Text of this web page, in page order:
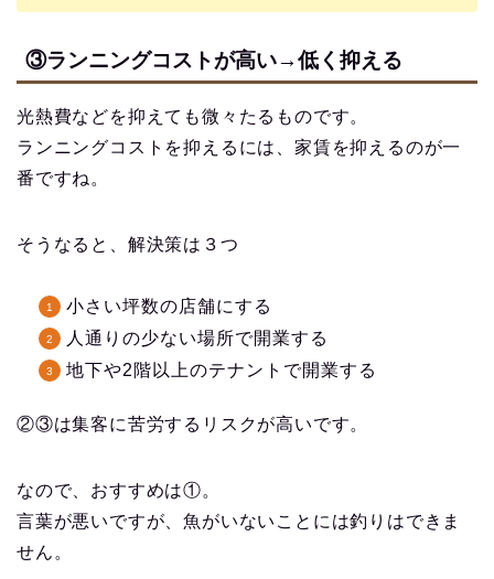
③ランニングコストが高い→低く抑える
光熱費などを抑えても微々たるものです。
ランニングコストを抑えるには、家賃を抑えるのが一
番ですね。
そうなると、解決策は３つ
小さい坪数の店舗にする
人通りの少ない場所で開業する
地下や2階以上のテナントで開業する
②③は集客に苦労するリスクが高いです。
なので、おすすめは①。
言葉が悪いですが、魚がいないことには釣りはできま
せん。